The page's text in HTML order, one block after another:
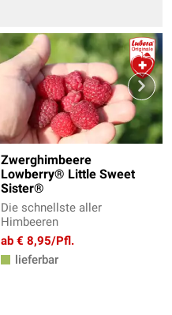
Zwerghimbeere
Lowberry® Little Sweet
Sister®
Die schnellste aller
Himbeeren
ab € 8,95/Pfl.
lieferbar